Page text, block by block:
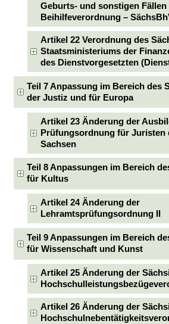
Geburts- und sonstigen Fällen
Beihilfeverordnung –
Artikel 22 Verordnung des
Staatsministeriums der
des Dienstvorgesetzten
Teil 7 Anpassung im Bereich des
der Justiz und für Europa
Artikel 23 Änderung der
Prüfungsordnung für Juristen
Sachsen
Teil 8 Anpassungen im Bereich
für Kultus
Artikel 24 Änderung der
Lehramtsprüfungsordnung II
Teil 9 Anpassungen im Bereich
für Wissenschaft und Kunst
Artikel 25 Änderung der
Artikel 26 Änderung der